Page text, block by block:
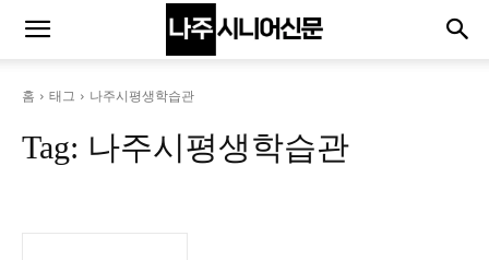
홈 태그 나주시평생학습관
Tag: 나주시평생학습관